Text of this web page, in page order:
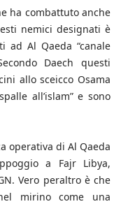
ha combattuto anche
nemici designati è
ad Al Qaeda “canale
Daech questi
allo sceicco Osama
all’islam” e sono
operativa di Al Qaeda
a Fajr Libya,
Vero peraltro è che
mirino come una